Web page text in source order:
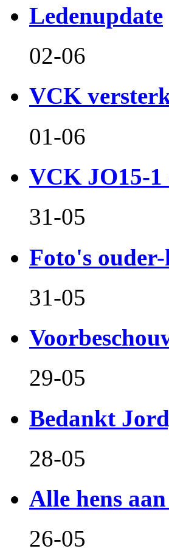
Ledenupdate
02-06
VCK
01-06
VCK JO15-1
31-05
Foto's
31-05
29-05
Bedankt
28-05
Alle hens
26-05